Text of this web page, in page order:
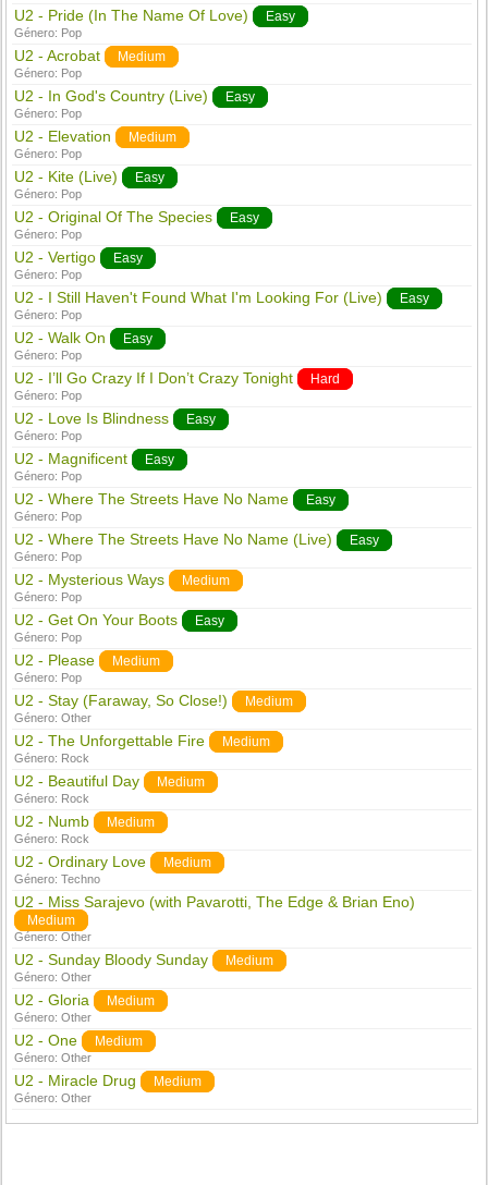
U2 - Pride (In The Name Of Love) Easy
Género: Pop
U2 - Acrobat Medium
Género: Pop
U2 - In God's Country (Live) Easy
Género: Pop
U2 - Elevation Medium
Género: Pop
U2 - Kite (Live) Easy
Género: Pop
U2 - Original Of The Species Easy
Género: Pop
U2 - Vertigo Easy
Género: Pop
U2 - I Still Haven't Found What I'm Looking For (Live) Easy
Género: Pop
U2 - Walk On Easy
Género: Pop
U2 - I’ll Go Crazy If I Don’t Crazy Tonight Hard
Género: Pop
U2 - Love Is Blindness Easy
Género: Pop
U2 - Magnificent Easy
Género: Pop
U2 - Where The Streets Have No Name Easy
Género: Pop
U2 - Where The Streets Have No Name (Live) Easy
Género: Pop
U2 - Mysterious Ways Medium
Género: Pop
U2 - Get On Your Boots Easy
Género: Pop
U2 - Please Medium
Género: Pop
U2 - Stay (Faraway, So Close!) Medium
Género:Other
U2 - The Unforgettable Fire Medium
Género: Rock
U2 - Beautiful Day Medium
Género: Rock
U2 - Numb Medium
Género: Rock
U2 - Ordinary Love Medium
Género:Techno
U2 - Miss Sarajevo (with Pavarotti, The Edge & Brian Eno)
Medium
Género:Other
U2 - Sunday Bloody Sunday Medium
Género:Other
U2 - Gloria Medium
Género:Other
U2 - One Medium
Género:Other
U2 - Miracle Drug Medium
Género:Other